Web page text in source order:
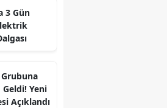
3 Gün
Geldi! Yeni
Açıklandı